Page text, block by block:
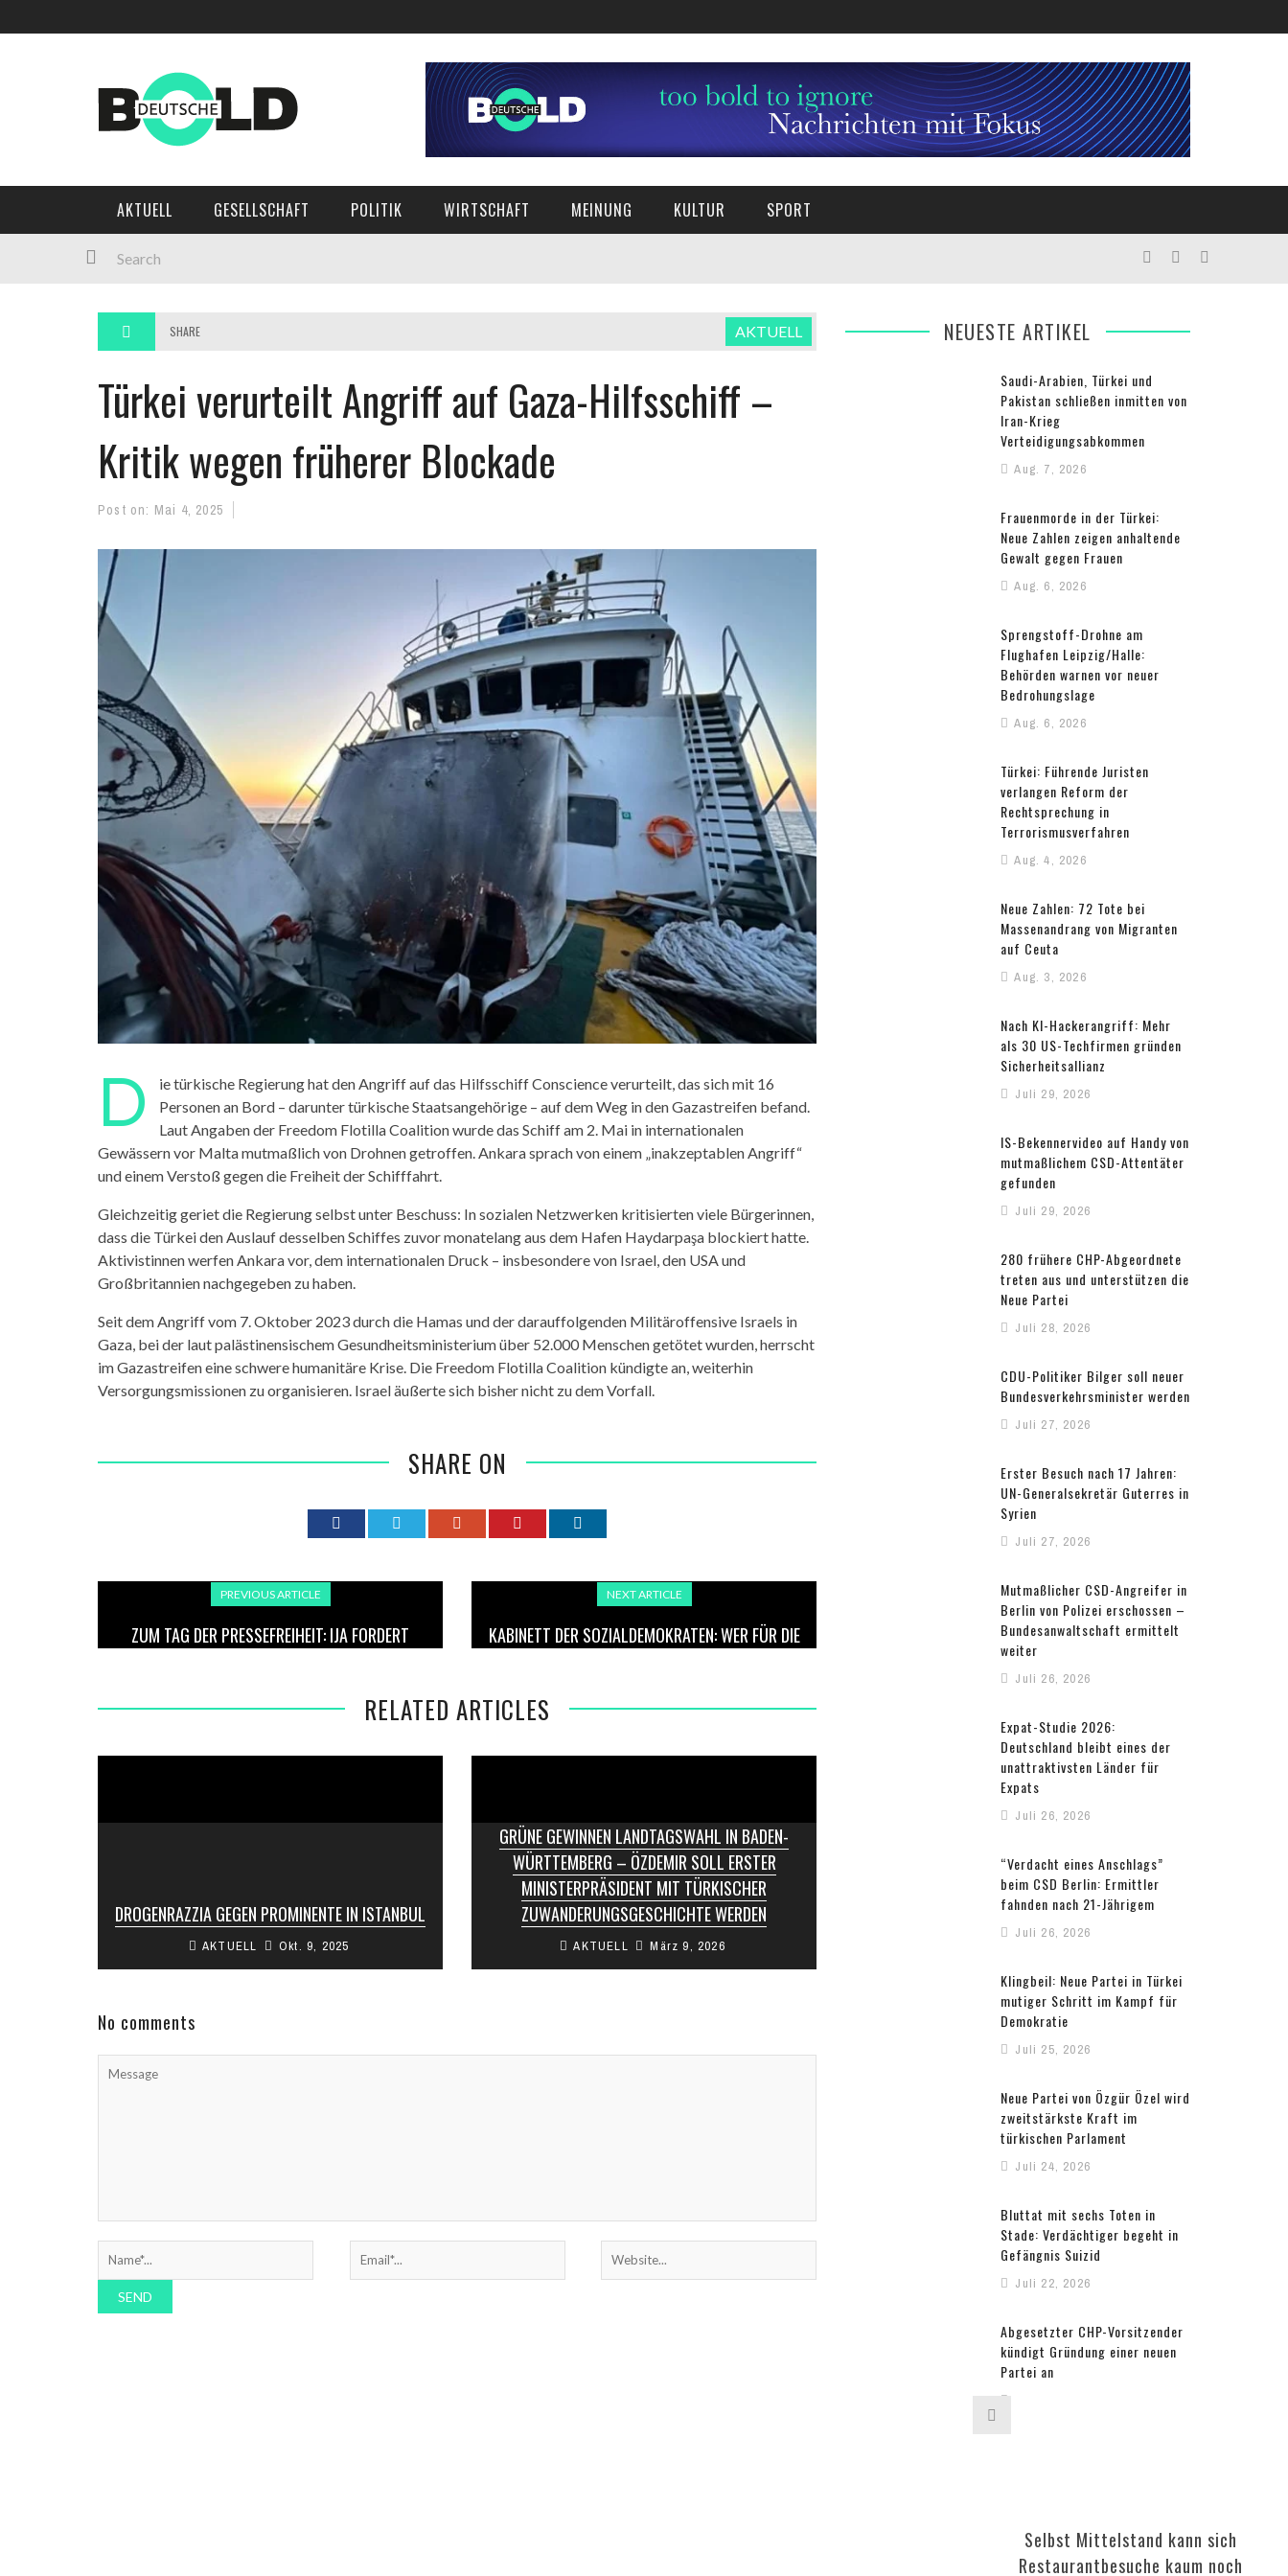
AKTUELL GESELLSCHAFT POLITIK WIRTSCHAFT MEINUNG KULTUR SPORT
SHARE AKTUELL
Türkei verurteilt Angriff auf Gaza-Hilfsschiff –
Kritik wegen früherer Blockade
Post on: Mai 4, 2025
D
ie türkische Regierung hat den Angriff auf das Hilfsschiff Conscience verurteilt, das sich mit 16
Personen an Bord – darunter türkische Staatsangehörige – auf dem Weg in den Gazastreifen befand.
Laut Angaben der Freedom Flotilla Coalition wurde das Schiff am 2. Mai in internationalen
Gewässern vor Malta mutmaßlich von Drohnen getroffen. Ankara sprach von einem „inakzeptablen Angriff“
und einem Verstoß gegen die Freiheit der Schifffahrt.
Gleichzeitig geriet die Regierung selbst unter Beschuss: In sozialen Netzwerken kritisierten viele Bürgerinnen,
dass die Türkei den Auslauf desselben Schiffes zuvor monatelang aus dem Hafen Haydarpaşa blockiert hatte.
Aktivistinnen werfen Ankara vor, dem internationalen Druck – insbesondere von Israel, den USA und
Großbritannien nachgegeben zu haben.
Seit dem Angriff vom 7. Oktober 2023 durch die Hamas und der darauffolgenden Militäroffensive Israels in
Gaza, bei der laut palästinensischem Gesundheitsministerium über 52.000 Menschen getötet wurden, herrscht
im Gazastreifen eine schwere humanitäre Krise. Die Freedom Flotilla Coalition kündigte an, weiterhin
Versorgungsmissionen zu organisieren. Israel äußerte sich bisher nicht zu dem Vorfall.
SHARE ON
PREVIOUS ARTICLE
ZUM TAG DER PRESSEFREIHEIT: IJA FORDERT
NEXT ARTICLE
KABINETT DER SOZIALDEMOKRATEN: WER FÜR DIE
RELATED ARTICLES
DROGENRAZZIA GEGEN PROMINENTE IN ISTANBUL
Die türkische Staatsanwaltschaft hat
Ermittlungen wegen mutmaßlichen persönlichen
Schauspieler und Social-Media-Influencer in
AKTUELL Okt. 9, 2025
GRÜNE GEWINNEN LANDTAGSWAHL IN BADEN-
WÜRTTEMBERG – ÖZDEMIR SOLL ERSTER
MINISTERPRÄSIDENT MIT TÜRKISCHER
ZUWANDERUNGSGESCHICHTE WERDEN
Bei der Landtagswahl in Baden-Württemberg
haben die Grünen knapp vor der CDU
AKTUELL März 9, 2026
No comments
NEUESTE ARTIKEL
Saudi-Arabien, Türkei und
Pakistan schließen inmitten von
Iran-Krieg
Verteidigungsabkommen
Aug. 7, 2026
Frauenmorde in der Türkei:
Neue Zahlen zeigen anhaltende
Gewalt gegen Frauen
Aug. 6, 2026
Sprengstoff-Drohne am
Flughafen Leipzig/Halle:
Behörden warnen vor neuer
Bedrohungslage
Aug. 6, 2026
Türkei: Führende Juristen
verlangen Reform der
Rechtsprechung in
Terrorismusverfahren
Aug. 4, 2026
Neue Zahlen: 72 Tote bei
Massenandrang von Migranten
auf Ceuta
Aug. 3, 2026
Nach KI-Hackerangriff: Mehr
als 30 US-Techfirmen gründen
Sicherheitsallianz
Juli 29, 2026
IS-Bekennervideo auf Handy von
mutmaßlichem CSD-Attentäter
gefunden
Juli 29, 2026
280 frühere CHP-Abgeordnete
treten aus und unterstützen die
Neue Partei
Juli 28, 2026
CDU-Politiker Bilger soll neuer
Bundesverkehrsminister werden
Juli 27, 2026
Erster Besuch nach 17 Jahren:
UN-Generalsekretär Guterres in
Syrien
Juli 27, 2026
Mutmaßlicher CSD-Angreifer in
Berlin von Polizei erschossen –
Bundesanwaltschaft ermittelt
weiter
Juli 26, 2026
Expat-Studie 2026:
Deutschland bleibt eines der
unattraktivsten Länder für
Expats
Juli 26, 2026
“Verdacht eines Anschlags”
beim CSD Berlin: Ermittler
fahnden nach 21-Jährigem
Juli 26, 2026
Klingbeil: Neue Partei in Türkei
mutiger Schritt im Kampf für
Demokratie
Juli 25, 2026
Neue Partei von Özgür Özel wird
zweitstärkste Kraft im
türkischen Parlament
Juli 24, 2026
Bluttat mit sechs Toten in
Stade: Verdächtiger begeht in
Gefängnis Suizid
Juli 22, 2026
Abgesetzter CHP-Vorsitzender
kündigt Gründung einer neuen
Partei an
Juli 22, 2026
Selbst Mittelstand kann sich
Restaurantbesuche kaum noch